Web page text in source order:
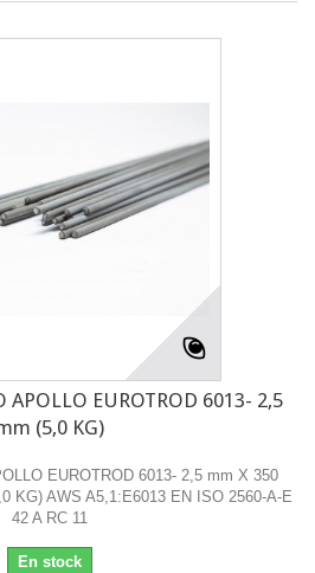
APOLLO EUROTROD 6013- 2,5
(5,0 KG)
EUROTROD 6013- 2,5 mm X 350
KG) AWS A5,1:E6013 EN ISO 2560-A-E
42 A RC 11
En stock